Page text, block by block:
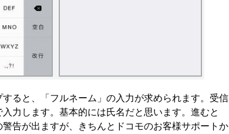
ると、「フルネーム」の入力が求められます。受信
力します。基本的には氏名だと思います。進むと
警告が出ますが、きちんとドコモのお客様サポートか